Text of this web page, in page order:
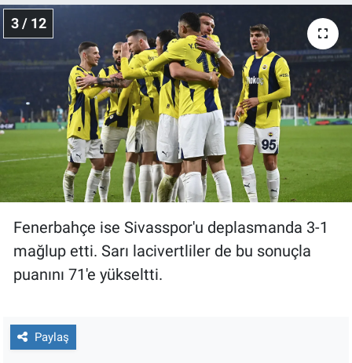
3 / 12
Fenerbahçe ise Sivasspor'u deplasmanda 3-1
mağlup etti. Sarı lacivertliler de bu sonuçla
puanını 71'e yükseltti.
Paylaş